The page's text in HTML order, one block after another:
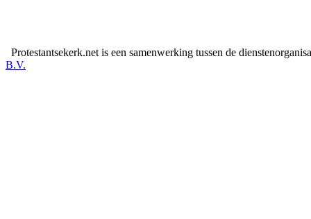
Protestantsekerk.net is een samenwerking tussen de
B.V.